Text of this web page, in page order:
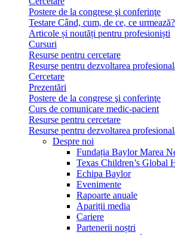
Postere de la congrese şi conferinţe
Testare Când, cum, de ce, ce urmează?
Articole și noutăți pentru profesioniști
Cursuri
Resurse pentru cercetare
Resurse pentru dezvoltarea
Cercetare
Prezentări
Postere de la congrese şi conferinţe
Curs de comunicare medic-pacient
Resurse pentru cercetare
Resurse pentru dezvoltarea
Despre noi
Fundația Baylor Marea
Texas Children’s Global
Echipa Baylor
Evenimente
Rapoarte anuale
Apariții media
Cariere
Partenerii noștri